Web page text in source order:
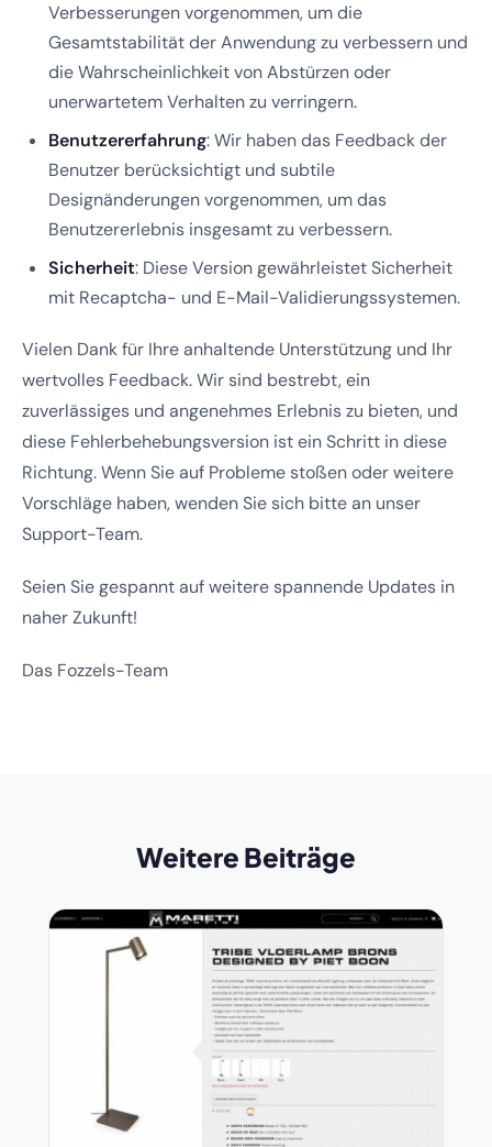
Verbesserungen vorgenommen, um die
Gesamtstabilität der Anwendung zu verbessern und
die Wahrscheinlichkeit von Abstürzen oder
unerwartetem Verhalten zu verringern.
Benutzererfahrung: Wir haben das Feedback der
Benutzer berücksichtigt und subtile
Designänderungen vorgenommen, um das
Benutzererlebnis insgesamt zu verbessern.
Sicherheit: Diese Version gewährleistet Sicherheit
mit Recaptcha- und E-Mail-Validierungssystemen.
Vielen Dank für Ihre anhaltende Unterstützung und Ihr
wertvolles Feedback. Wir sind bestrebt, ein
zuverlässiges und angenehmes Erlebnis zu bieten, und
diese Fehlerbehebungsversion ist ein Schritt in diese
Richtung. Wenn Sie auf Probleme stoßen oder weitere
Vorschläge haben, wenden Sie sich bitte an unser
Support-Team.
Seien Sie gespannt auf weitere spannende Updates in
naher Zukunft!
Das Fozzels-Team
Weitere Beiträge